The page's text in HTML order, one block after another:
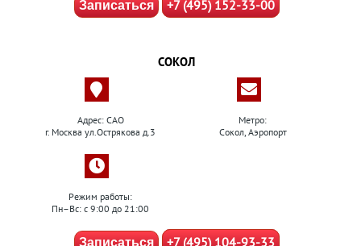
Записаться +7 (495) 152-33-00
СОКОЛ
Адрес: САО
г. Москва ул.Острякова д.3
Метро:
Сокол, Аэропорт
Режим работы:
Пн–Вс: с 9:00 до 21:00
Записаться +7 (495) 104-93-33